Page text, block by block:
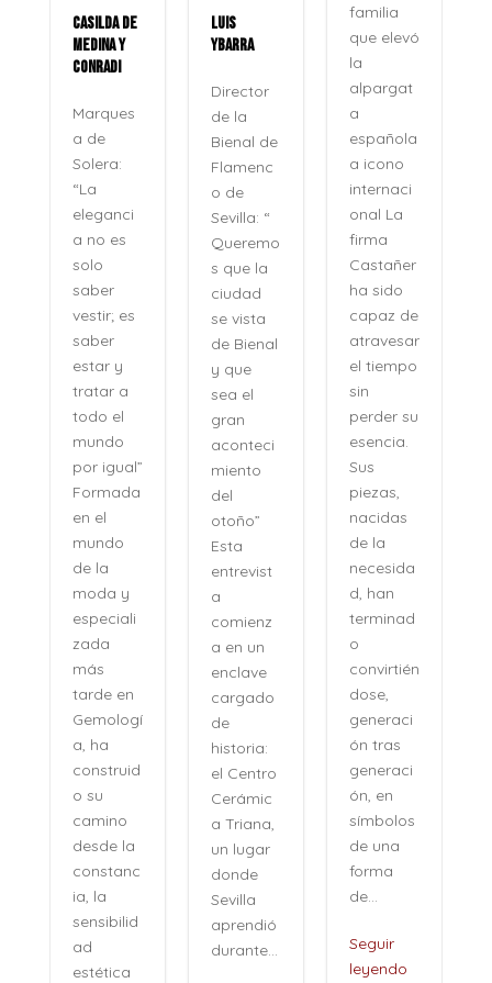
CASILDA DE
MEDINA Y
CONRADI
Marques
a de
Solera:
“La
eleganci
a no es
solo
saber
vestir; es
saber
estar y
tratar a
todo el
mundo
por igual”
Formada
en el
mundo
de la
moda y
especiali
zada
más
tarde en
Gemologí
a, ha
construid
o su
camino
desde la
constanc
ia, la
sensibilid
ad
estética
LUIS
YBARRA
Director
de la
Bienal de
Flamenc
o de
Sevilla: “
Queremo
s que la
ciudad
se vista
de Bienal
y que
sea el
gran
aconteci
miento
del
otoño”
Esta
entrevist
a
comienz
a en un
enclave
cargado
de
historia:
el Centro
Cerámic
a Triana,
un lugar
donde
Sevilla
aprendió
durante...
familia
que elevó
la
alpargat
a
española
a icono
internaci
onal La
firma
Castañer
ha sido
capaz de
atravesar
el tiempo
sin
perder su
esencia.
Sus
piezas,
nacidas
de la
necesida
d, han
terminad
o
convirtién
dose,
generaci
ón tras
generaci
ón, en
símbolos
de una
forma
de...
Seguir
leyendo